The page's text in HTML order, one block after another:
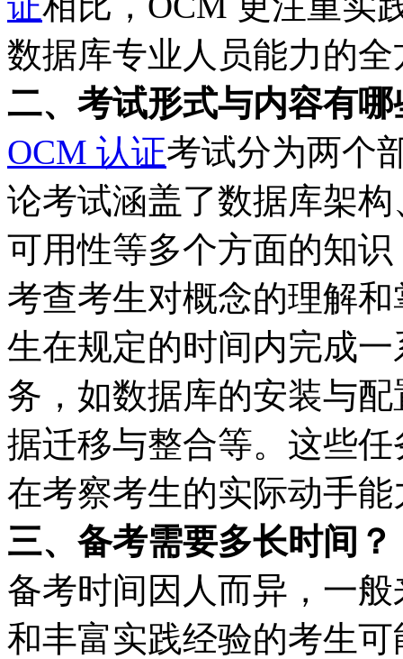
数据库专业人员能力的
二、考试形式与内容有哪
OCM 认证考试分为两个
论考试涵盖了数据库架
可用性等多个方面的知
考查考生对概念的理解
生在规定的时间内完成
务，如数据库的安装与
据迁移与整合等。这些
在考察考生的实际动手
三、备考需要多长时间？
备考时间因人而异，一
和丰富实践经验的考生